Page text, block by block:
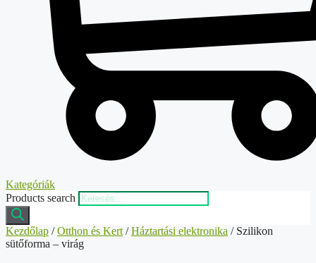
Kategóriák
Products search
Kezdőlap /Otthon és Kert /Háztartási elektronika / Szilikon
sütőforma – virág